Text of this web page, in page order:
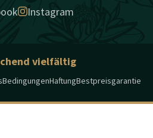
Instagram
vielfältig
BedingungenHaftungBestpreisgarantie